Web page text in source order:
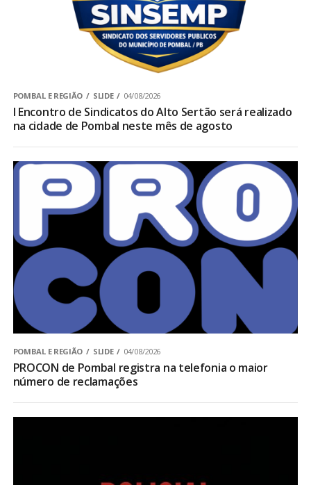
POMBAL E REGIÃO SLIDE 04/08/2026
I Encontro de Sindicatos do Alto Sertão será realizado
na cidade de Pombal neste mês de agosto
POMBAL E REGIÃO SLIDE 04/08/2026
PROCON de Pombal registra na telefonia o maior
número de reclamações